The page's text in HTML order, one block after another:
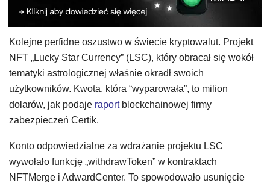
Kolejne perfidne oszustwo w świecie kryptowalut. Projekt
NFT „Lucky Star Currency” (LSC), który obracał się wokół
tematyki astrologicznej właśnie okradł swoich
użytkowników. Kwota, która “wyparowała”, to milion
dolarów, jak podaje raportblockchainowej firmy
zabezpieczeń Certik.
Konto odpowiedzialne za wdrażanie projektu LSC
wywołało funkcję „withdrawToken” w kontraktach
NFTMerge i AdwardCenter. To spowodowało usunięcie